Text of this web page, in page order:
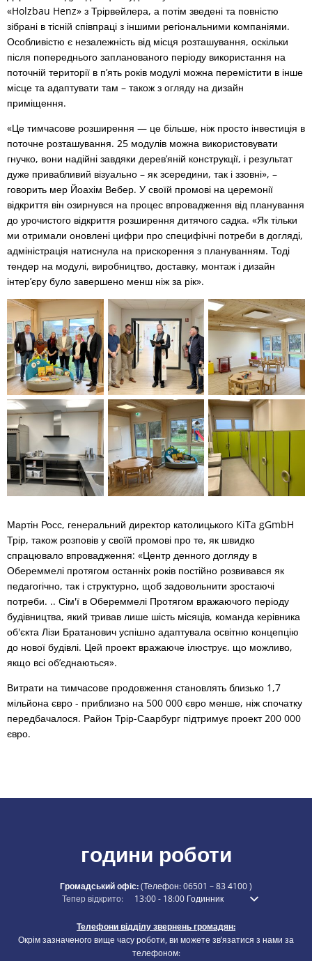
«Holzbau Henz» з Трірвейлера, а потім зведені та повністю
зібрані в тісній співпраці з іншими регіональними компаніями.
Особливістю є незалежність від місця розташування, оскільки
після попереднього запланованого періоду використання на
поточній території в п’ять років модулі можна перемістити в інше
місце та адаптувати там – також з огляду на дизайн
приміщення.
«Це тимчасове розширення — це більше, ніж просто інвестиція в
поточне розташування. 25 модулів можна використовувати
гнучко, вони надійні завдяки дерев’яній конструкції, і результат
дуже привабливий візуально – як зсередини, так і ззовні», –
говорить мер Йоахім Вебер. У своїй промові на церемонії
відкриття він озирнувся на процес впровадження від планування
до урочистого відкриття розширення дитячого садка. «Як тільки
ми отримали оновлені цифри про специфічні потреби в догляді,
адміністрація натиснула на прискорення з плануванням. Тоді
тендер на модулі, виробництво, доставку, монтаж і дизайн
інтер’єру було завершено менш ніж за рік».
Мартін Росс, генеральний директор католицького KiTa gGmbH
Трір, також розповів у своїй промові про те, як швидко
спрацювало впровадження: «Центр денного догляду в
Обереммелі протягом останніх років постійно розвивався як
педагогічно, так і структурно, щоб задовольнити зростаючі
потреби. .. Сім'ї в Обереммелі Протягом вражаючого періоду
будівництва, який тривав лише шість місяців, команда керівника
об'єкта Лізи Братанович успішно адаптувала освітню концепцію
до нової будівлі. Цей проект вражаюче ілюструє. що можливо,
якщо всі об’єднаються».
Витрати на тимчасове продовження становлять близько 1,7
мільйона євро - приблизно на 500 000 євро менше, ніж спочатку
передбачалося. Район Трір-Саарбург підтримує проект 200 000
євро.
години роботи
Громадський офіс:(Телефон:06501 – 83 4100)
Натисніть, щоб приховати додатковий час відкриття або
Тепер відкрито: 13:00-18:00Годинник З 13:00 до 18:00
Телефони відділу звернень громадян:
Окрім зазначеного вище часу роботи, ви можете зв’язатися з нами за
телефоном: